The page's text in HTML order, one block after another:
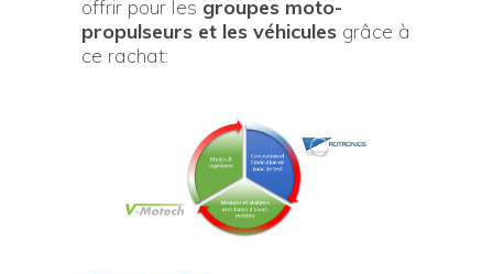
offrir pour les groupes moto-
propulseurs et les véhicules grâce à
ce rachat: